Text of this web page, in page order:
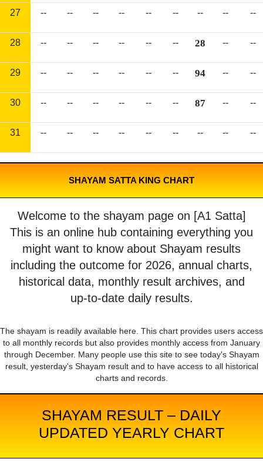
27 -- -- -- -- -- -- -- -- --
28 -- -- -- -- -- -- 28 -- --
29 -- -- -- -- -- -- 94 -- --
30 -- -- -- -- -- -- 87 -- --
31 -- -- -- -- -- -- -- -- --
SHAYAM SATTA KING CHART
Welcome to the shayam page on [A1 Satta]
This is an online hub containing everything you
might want to know about Shayam results
including the outcome for 2026, annual charts,
historical data, monthly result archives, and
up-to-date daily results.
The shayam is readily available here. This chart provides users access
to all monthly records but also provides monthly access from January
through December. Many people use this site to see today's Shayam
result, yesterday's Shayam result and to have access to all historical
charts and records.
SHAYAM RESULT – DAILY
UPDATED YEARLY CHART